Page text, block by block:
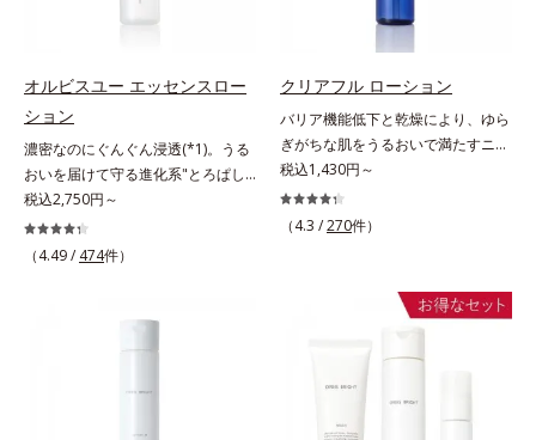
高保湿タイプ（普通肌～超乾性肌）
る*6 乾燥、ハリ・ツヤのなさ
*7 乾燥による*8 保湿成分*9
ロニセラカエルレア果汁、ノバラエ
キス配合＝うるおいを与えハリと透
明感に満ちた肌へ導く保湿成分
*10 メマツヨイグサ抽出液、スイ
カズラエキス配合＝角層のすみずみ
まで水分・油分を保ち、ハリ・ツヤ
を与える保湿成分*11 気持ちのこ
ていることが分かりました。そこで
容成分(*7)として「G.D.F.アクティ
ベーター(*8)」を配合。そして、従
来から配合している美白有効成分
「トラネキサム酸」を配合しまし
た。さらに、シリーズ共通の美容成
分(*7)「GLルートブースター(*9)」
を配合することで、肌のふっくら感
や透明感を叶えます。美白ケアしな
(*10)のハリと透明感を。効果的な
シナジー設計で、あなたのエイジン
おいを逃しやすい男性肌に着目し、
アイテム同士をなじみやすくする
8アイテム分の機能を3ステップに集
約し、よりシンプルなお手入れで、
ハリ・ツヤのある好印象な清潔透明
肌(*1)へ導きます。*1 うるおいによ
る透明感のある肌*2 男性の顔画像
を用いた印象評価において、基準画
かさ印象が高く評価されたこと*3
2022年12月22日時点で、科学文献
データベースPubMed及びGoogle
scholarにより国内化粧品業界にお
いて該当文献がないことを確認（ポ
ーラ化成研究所調べ）
オルビスユー エッセンスロー
ション
濃密なのにぐんぐん浸透(*1)。うる
おいを届けて守る進化系"とろぱし
ゃ"ローション。7000種を超える成
分から厳選し、「うるおいの質
(*1)」に着目した初期エイジングケ
ーチする初期エイジングケアシリー
ズです。「うるおいの質」に着目
に満ちた美しい肌へと導きます。ポ
税込2,750円～
（4.49 / 474件）
クリアフル ローション
バリア機能低下と乾燥により、ゆら
ぎがちな肌をうるおいで満たすニキ
ビ対策化粧水。「ニキビをくり返し
てしまう」「毛穴目立ちが気にな
る」「マスク生活であごや口まわり
のバリア機能の低下」と、肌悩み
「毛穴の目立ち」の両方にWでアプ
由来成分とコラーゲンが肌をいたわ
りながらうるおいを与え、バリア機
税込1,430円～
（4.3 /270件）